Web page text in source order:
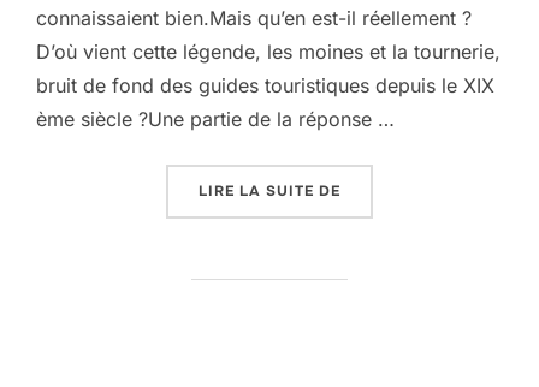
connaissaient bien.Mais qu’en est-il réellement ?
D’où vient cette légende, les moines et la tournerie,
bruit de fond des guides touristiques depuis le XIX
ème siècle ?Une partie de la réponse …
LIRE LA SUITE DE